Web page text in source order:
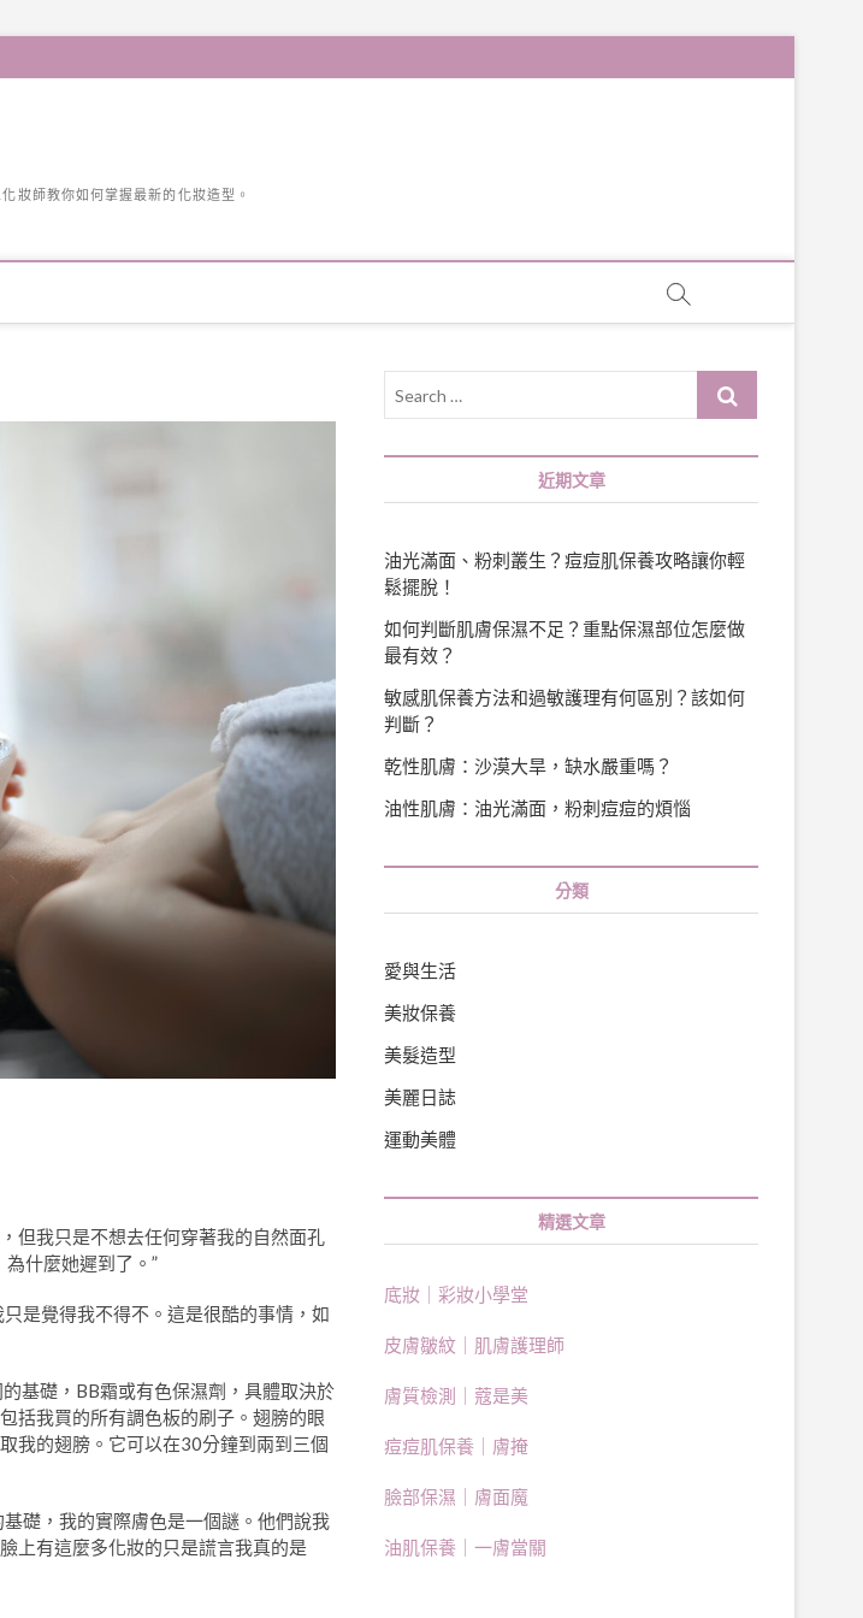
妝師教你如何掌握最新的化妝造型。
但我只是不想去任何穿著我的自然面孔
什麼她遲到了。”
是覺得我不得不。這是很酷的事情，如
基礎，BB霜或有色保濕劑，具體取決於
括我買的所有調色板的刷子。翅膀的眼
我的翅膀。它可以在30分鐘到兩到三個
礎，我的實際膚色是一個謎。他們說我
上有這麼多化妝的只是謊言我真的是
Search
近期文章
油光滿面、粉刺叢生？痘痘肌保養攻略讓你輕
鬆擺脫！
如何判斷肌膚保濕不足？重點保濕部位怎麼做
最有效？
敏感肌保養方法和過敏護理有何區別？該如何
判斷？
乾性肌膚：沙漠大旱，缺水嚴重嗎？
油性肌膚：油光滿面，粉刺痘痘的煩惱
分類
愛與生活
美妝保養
美髮造型
美麗日誌
運動美體
精選文章
底妝｜彩妝小學堂
皮膚皺紋｜肌膚護理師
膚質檢測｜蔻是美
痘痘肌保養｜膚掩
臉部保濕｜膚面魔
油肌保養｜一膚當關